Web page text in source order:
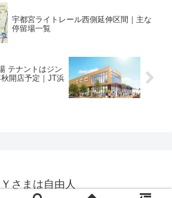
宇都宮ライトレール西側延伸区間｜主な
停留場一覧
テナントはジン
開店予定｜JT浜
Ｙさまは自由人